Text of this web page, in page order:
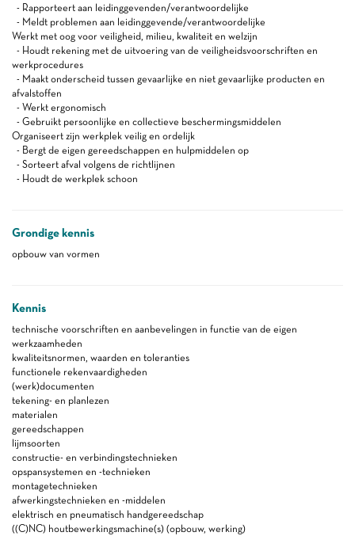
- Rapporteert aan leidinggevenden/verantwoordelijke
- Meldt problemen aan leidinggevende/verantwoordelijke
Werkt met oog voor veiligheid, milieu, kwaliteit en welzijn
- Houdt rekening met de uitvoering van de veiligheidsvoorschriften en
werkprocedures
- Maakt onderscheid tussen gevaarlijke en niet gevaarlijke producten en
afvalstoffen
- Werkt ergonomisch
- Gebruikt persoonlijke en collectieve beschermingsmiddelen
Organiseert zijn werkplek veilig en ordelijk
- Bergt de eigen gereedschappen en hulpmiddelen op
- Sorteert afval volgens de richtlijnen
- Houdt de werkplek schoon
Grondige kennis
opbouw van vormen
Kennis
technische voorschriften en aanbevelingen in functie van de eigen
werkzaamheden
kwaliteitsnormen, waarden en toleranties
functionele rekenvaardigheden
(werk)documenten
tekening- en planlezen
materialen
gereedschappen
lijmsoorten
constructie- en verbindingstechnieken
opspansystemen en -technieken
montagetechnieken
afwerkingstechnieken en -middelen
elektrisch en pneumatisch handgereedschap
((C)NC) houtbewerkingsmachine(s) (opbouw, werking)